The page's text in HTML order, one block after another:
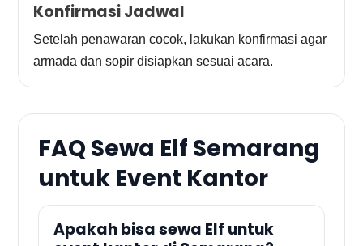
Konfirmasi Jadwal
Setelah penawaran cocok, lakukan konfirmasi agar
armada dan sopir disiapkan sesuai acara.
FAQ Sewa Elf Semarang
untuk Event Kantor
Apakah bisa sewa Elf untuk